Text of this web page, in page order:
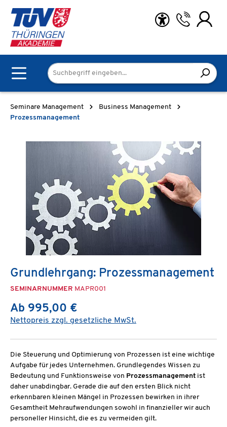
Zum Hauptinhalt springen
Seminare Management
Business Management
Prozessmanagement
Grundlehrgang: Prozessmanagement
SEMINARNUMMER MAPR001
Ab 995,00 €
Nettopreis zzgl. gesetzliche MwSt.
Die Steuerung und Optimierung von Prozessen ist eine wichtige
Aufgabe für jedes Unternehmen. Grundlegendes Wissen zu
Bedeutung und Funktionsweise von Prozessmanagement ist
daher unabdingbar. Gerade die auf den ersten Blick nicht
erkennbaren kleinen Mängel in Prozessen bewirken in ihrer
Gesamtheit Mehraufwendungen sowohl in finanzieller wir auch
personeller Hinsicht, die es zu vermeiden gilt.